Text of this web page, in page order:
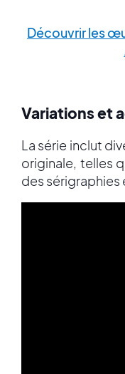
Découvrir les
Variations et
La série inclut
originale, telles
des sérigraphies